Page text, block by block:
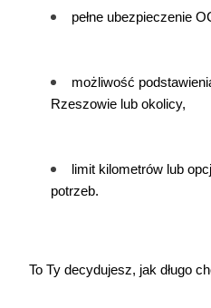
pełne ubezpieczenie
możliwość
Rzeszowie lub okolicy,
limit kilometrów lub
potrzeb.
To Ty decydujesz, jak długo